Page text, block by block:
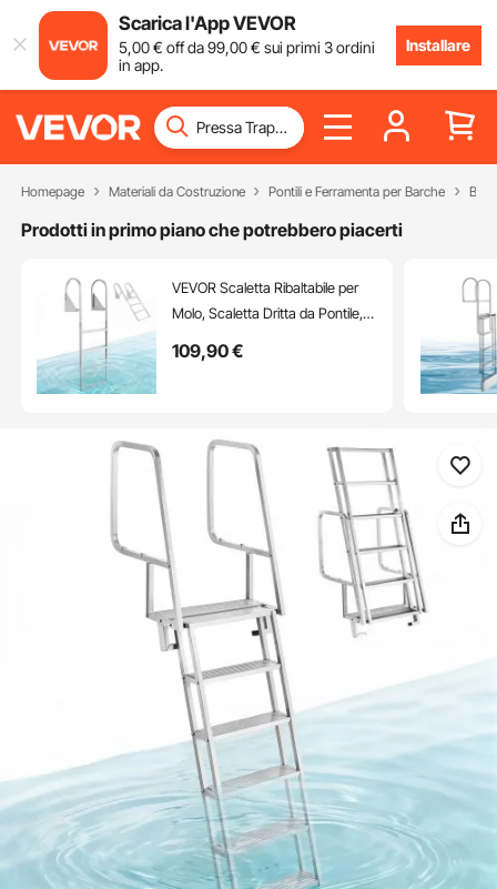
Scarica l'App VEVOR
5,00€ off da99,00€ sui primi 3 ordini
in app.
Installare
Homepage Materiali da Costruzione Pontili e Ferramenta per Barche
Prodotti in primo piano che potrebbero piacerti
VEVOR Scaletta Ribaltabile per
Molo, Scaletta Dritta da Pontile, 4
Corda di Sollevamento, Portata
Pontone
109,90€